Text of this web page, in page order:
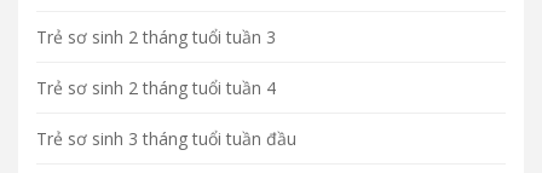
Trẻ sơ sinh 2 tháng tuổi tuần 3
Trẻ sơ sinh 2 tháng tuổi tuần 4
Trẻ sơ sinh 3 tháng tuổi tuần đầu